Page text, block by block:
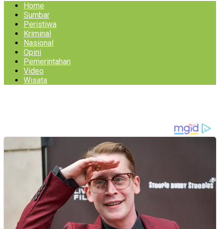
Home
Sumbar
Peristiwa
Kriminal
Nasional
Opini
Pemerintahan
Video
Wisata